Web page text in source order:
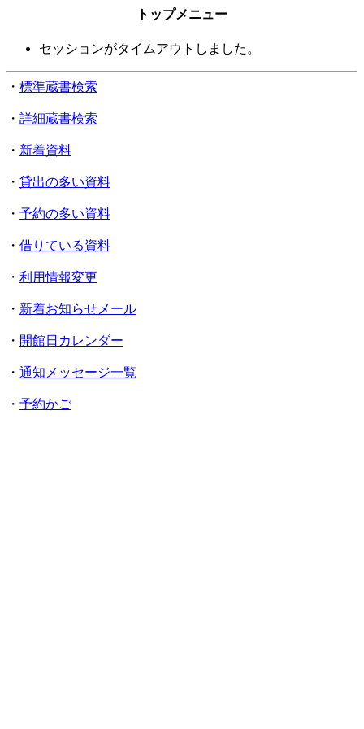
トップメニュー
セッションがタイムアウトしました。
・ 標準蔵書検索
・ 詳細蔵書検索
・ 新着資料
・ 貸出の多い資料
・ 予約の多い資料
・ 借りている資料
・ 利用情報変更
・ 新着お知らせメール
・ 開館日カレンダー
・ 通知メッセージ一覧
・ 予約かご